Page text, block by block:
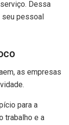
Dessa
seu pessoal
as empresas
para a
trabalho e a